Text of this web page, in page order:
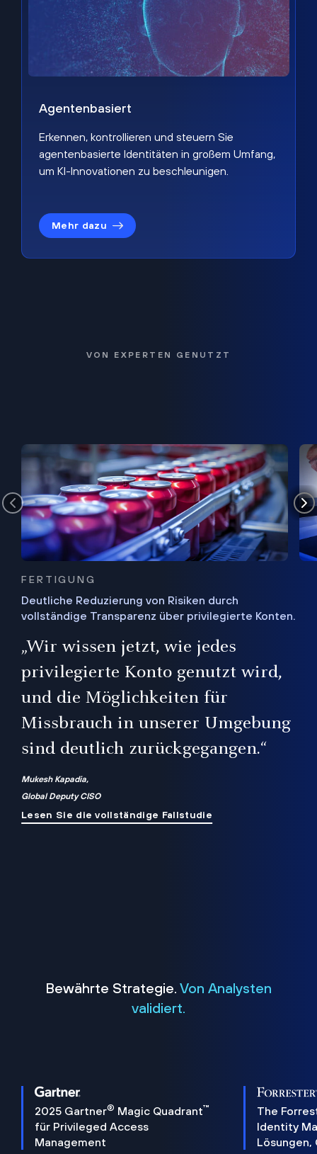
Agentenbasiert
Erkennen, kontrollieren und steuern Sie
agentenbasierte Identitäten in großem Umfang,
um KI-Innovationen zu beschleunigen.
Mehr dazu
VON EXPERTEN GENUTZT
FERTIGUNG
Deutliche Reduzierung von Risiken durch
vollständige Transparenz über privilegierte Konten.
„Wir wissen jetzt, wie jedes
privilegierte Konto genutzt wird,
und die Möglichkeiten für
Missbrauch in unserer Umgebung
sind deutlich zurückgegangen.“
Mukesh Kapadia,
Global Deputy CISO
Lesen Sie die vollständige Fallstudie
Bewährte Strategie. Von Analysten
validiert.
2025 Gartner® Magic Quadrant™
für Privileged Access
Management
The
Identity
Lösungen,